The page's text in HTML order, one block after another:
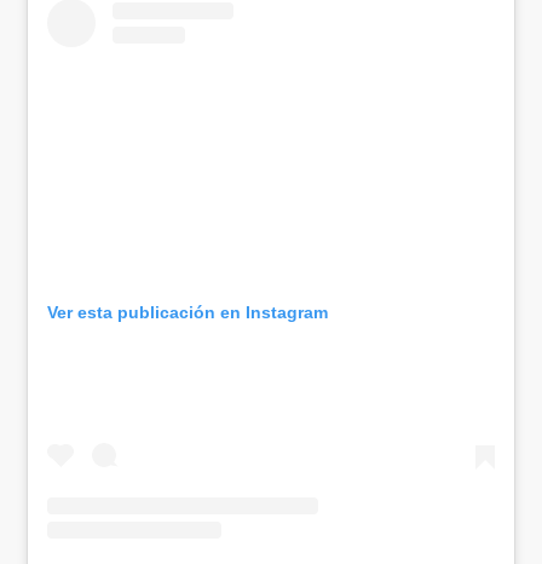
Ver esta publicación en Instagram